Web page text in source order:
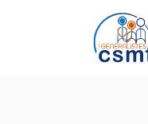
Passer au contenu principal